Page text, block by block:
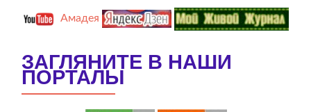
Амадея
ЗАГЛЯНИТЕ В НАШИ
ПОРТАЛЫ